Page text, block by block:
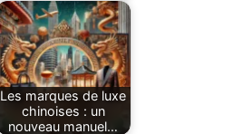
Les marques de luxe
chinoises : un
nouveau manuel…